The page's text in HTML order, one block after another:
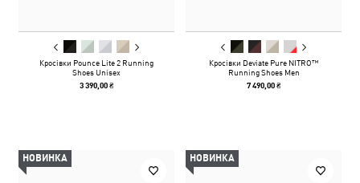
Кросівки Pounce Lite 2 Running
Shoes Unisex
3 390,00 ₴
Кросівки Deviate Pure NITRO™
Running Shoes Men
7 490,00 ₴
НОВИНКА НОВИНКА